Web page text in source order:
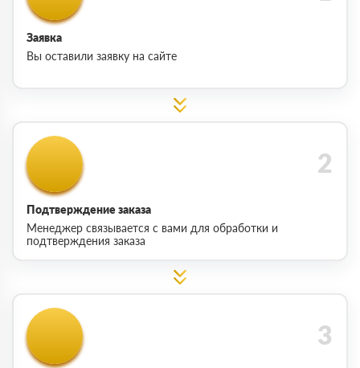
Заявка
Вы оставили заявку на сайте
Подтверждение заказа
Менеджер связывается с вами для обработки и
подтверждения заказа